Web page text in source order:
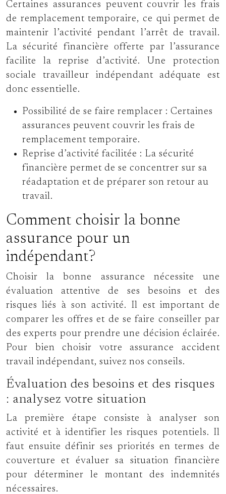
Certaines assurances peuvent couvrir les frais
de remplacement temporaire, ce qui permet de
maintenir l’activité pendant l’arrêt de travail.
La sécurité financière offerte par l’assurance
facilite la reprise d’activité. Une protection
sociale travailleur indépendant adéquate est
donc essentielle.
Possibilité de se faire remplacer : Certaines
assurances peuvent couvrir les frais de
remplacement temporaire.
Reprise d’activité facilitée : La sécurité
financière permet de se concentrer sur sa
réadaptation et de préparer son retour au
travail.
Comment choisir la bonne
assurance pour un
indépendant?
Choisir la bonne assurance nécessite une
évaluation attentive de ses besoins et des
risques liés à son activité. Il est important de
comparer les offres et de se faire conseiller par
des experts pour prendre une décision éclairée.
Pour bien choisir votre assurance accident
travail indépendant, suivez nos conseils.
Évaluation des besoins et des risques
: analysez votre situation
La première étape consiste à analyser son
activité et à identifier les risques potentiels. Il
faut ensuite définir ses priorités en termes de
couverture et évaluer sa situation financière
pour déterminer le montant des indemnités
nécessaires.